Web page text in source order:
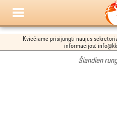
Kviečiame prisijungti naujus
informacijos:
Šiandien